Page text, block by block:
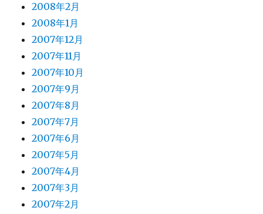
2008年2月
2008年1月
2007年12月
2007年11月
2007年10月
2007年9月
2007年8月
2007年7月
2007年6月
2007年5月
2007年4月
2007年3月
2007年2月